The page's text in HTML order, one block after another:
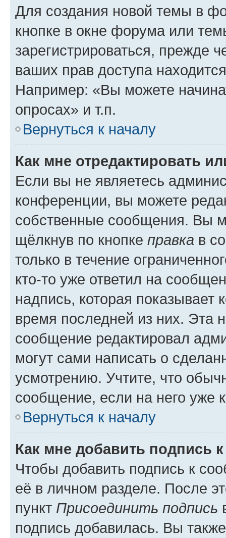
Для создания новой темы в
кнопке в окне форума или
зарегистрироваться, прежде
ваших прав доступа
Например: «Вы можете
опросах» и т.п.
Вернуться к началу
Как мне отредактировать
Если вы не являетесь
конференции, вы можете
собственные сообщения. Вы
щёлкнув по кнопке правка в
только в течение
кто-то уже ответил на
надпись, которая показывает
время последней из них. Эта
сообщение редактировал
могут сами написать о
усмотрению. Учтите, что
сообщение, если на него уже
Вернуться к началу
Как мне добавить подпись
Чтобы добавить подпись к
её в личном разделе. После
пункт Присоединить подпись
подпись добавилась. Вы